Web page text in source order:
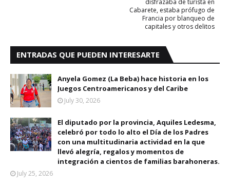
Cabarete, estaba prófugo de
Francia por blanqueo de
capitales y otros delitos
ENTRADAS QUE PUEDEN INTERESARTE
Anyela Gomez (La Beba) hace historia en los
Juegos Centroamericanos y del Caribe
July 30, 2026
El diputado por la provincia, Aquiles Ledesma,
celebró por todo lo alto el Día de los Padres
con una multitudinaria actividad en la que
llevó alegría, regalos y momentos de
integración a cientos de familias barahoneras.
July 25, 2026